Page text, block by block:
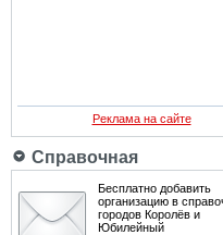
Реклама на сайте
Справочная
Бесплатно добавить
организацию в
городов Королёв и
Юбилейный